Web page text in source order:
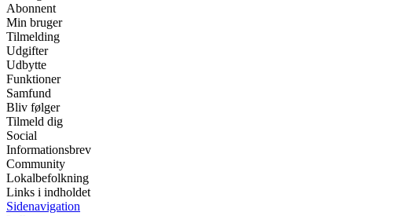
Abonnent
Min bruger
Tilmelding
Udgifter
Udbytte
Funktioner
Samfund
Bliv følger
Tilmeld dig
Social
Informationsbrev
Community
Lokalbefolkning
Links i indholdet
Sidenavigation